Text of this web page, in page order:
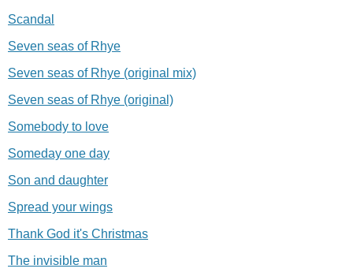
Scandal
Seven seas of Rhye
Seven seas of Rhye (original mix)
Seven seas of Rhye (original)
Somebody to love
Someday one day
Son and daughter
Spread your wings
Thank God it's Christmas
The invisible man